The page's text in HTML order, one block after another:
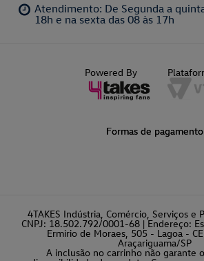
Atendimento: De Segunda a
18h e na sexta das 08 às 17h
Powered By
Formas de pagamento
4TAKES Indústria, Comércio, Serviços e
CNPJ: 18.502.792/0001-68 | Endereço:
Ermirio de Moraes, 505 - Lagoa -
Araçariguama/SP
A inclusão no carrinho não garante